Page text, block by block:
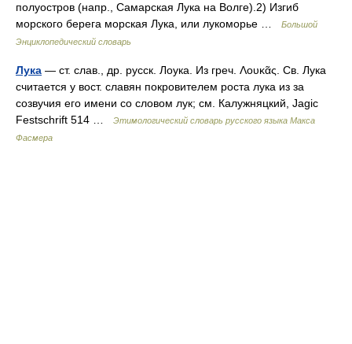
полуостров (напр., Самарская Лука на Волге).2) Изгиб
морского берега морская Лука, или лукоморье …
Большой
Энциклопедический словарь
Лука — ст. слав., др. русск. Лоука. Из греч. Λουκᾶς. Св. Лука
считается у вост. славян покровителем роста лука из за
созвучия его имени со словом лук; см. Калужняцкий, Jagic
Festschrift 514 …
Этимологический словарь русского языка Макса
Фасмера